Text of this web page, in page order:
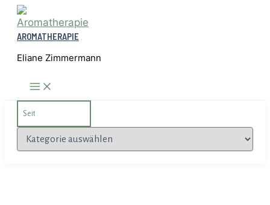
Zum
Inhalt
springen
AROMATHERAPIE
Eliane Zimmermann
for:
Kategorien